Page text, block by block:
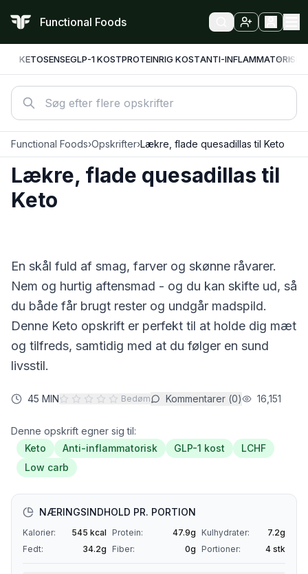
Functional Foods
KETOSENSEGLP-1 KOSTPROTEINRIG KOSTANTI-INFLAMMATORISK
Functional Foods›Opskrifter›Lækre, flade quesadillas til Keto
Lækre, flade quesadillas til
Keto
En skål fuld af smag, farver og skønne råvarer.
Nem og hurtig aftensmad - og du kan skifte ud, så
du både får brugt rester og undgår madspild.
Denne Keto opskrift er perfekt til at holde dig mæt
og tilfreds, samtidig med at du følger en sund
livsstil.
45 MIN Bedøm Kommentarer (0) 16,151
Denne opskrift egner sig til:
Keto
Anti-inflammatorisk GLP-1 kost
LCHF
Low carb
NÆRINGSINDHOLD PR. PORTION
Kalorier: 545 kcal Protein: 47.9g Kulhydrater: 7.2g
Fedt:
34.2g Fiber: 0g Portioner: 4 stk